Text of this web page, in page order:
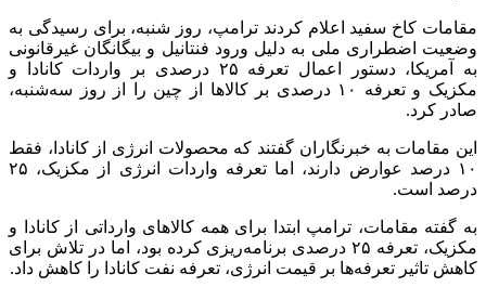
مقامات کاخ سفید اعلام کردند ترامپ، روز شنبه، برای رسیدگی به
وضعیت اضطراری ملی به دلیل ورود فنتانیل و بیگانگان غیرقانونی
به آمریکا، دستور اعمال تعرفه ۲۵ درصدی بر واردات کانادا و
مکزیک و تعرفه ۱۰ درصدی بر کالاها از چین را از روز سه‌شنبه،
صادر کرد.
این مقامات به خبرنگاران گفتند که محصولات انرژی از کانادا، فقط
۱۰ درصد عوارض دارند، اما تعرفه واردات انرژی از مکزیک، ۲۵
درصد است.
به گفته مقامات، ترامپ ابتدا برای همه کالاهای وارداتی از کانادا و
مکزیک، تعرفه ۲۵ درصدی برنامه‌ریزی کرده بود، اما در تلاش برای
کاهش تاثیر تعرفه‌ها بر قیمت انرژی، تعرفه نفت کانادا را کاهش داد.